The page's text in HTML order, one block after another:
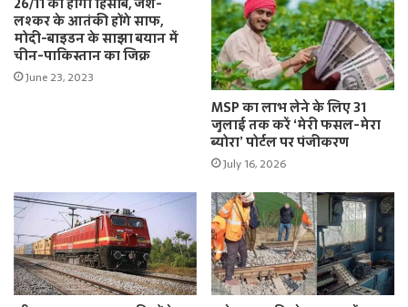
लश्कर के आतंकी होंगे साफ,
मोदी-बाइडन के साझा बयान में
चीन-पाकिस्तान का जिक्र
June 23, 2023
MSP का लाभ लेने के लिए 31
जुलाई तक करें ‘मेरी फसल-मेरा
ब्योरा’ पोर्टल पर पंजीकरण
July 16, 2026